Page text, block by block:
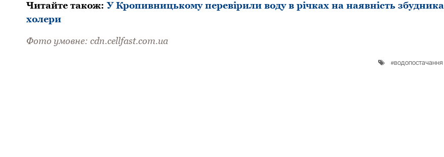
Читaйтe тaкoж:У Кропивницькому перевірили воду в річках на наявність збудника
холери
Фoтo умовне: cdn.cellfast.com.ua
водопостачання